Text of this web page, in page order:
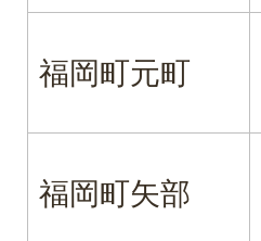
福岡町元町
福岡町矢部